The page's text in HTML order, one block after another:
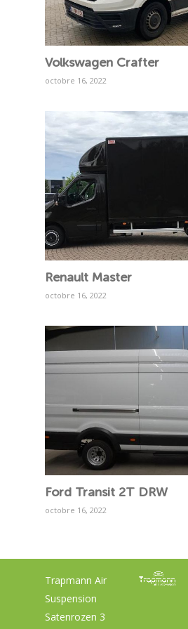
Volkswagen Crafter
octobre 16, 2022
Renault Master
octobre 16, 2022
Ford Transit 2T DRW
octobre 16, 2022
Trapmann Air
Suspension
Satenrozen 3